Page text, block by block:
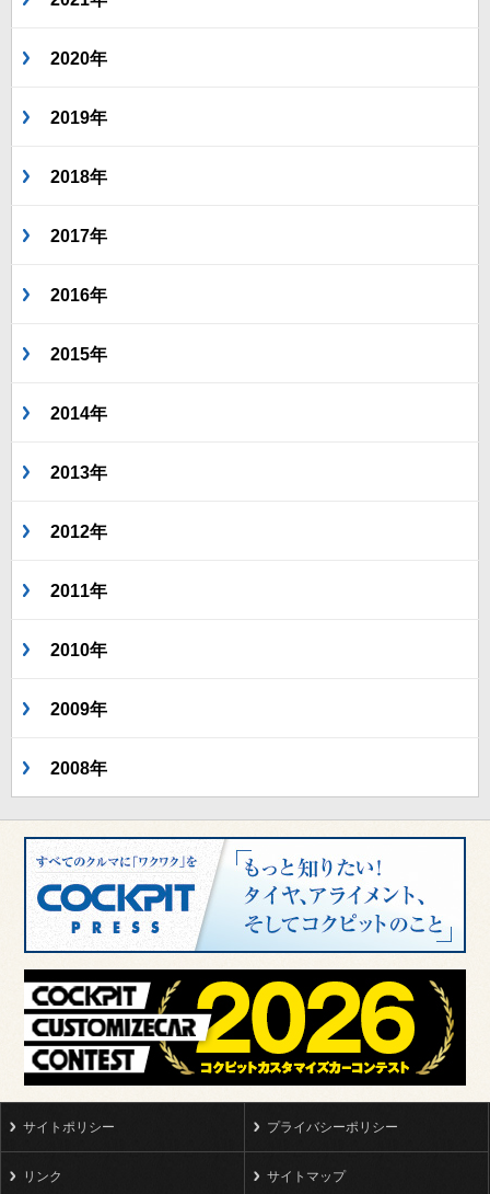
2020年
2019年
2018年
2017年
2016年
2015年
2014年
2013年
2012年
2011年
2010年
2009年
2008年
サイトポリシー プライバシーポリシー
リンク サイトマップ